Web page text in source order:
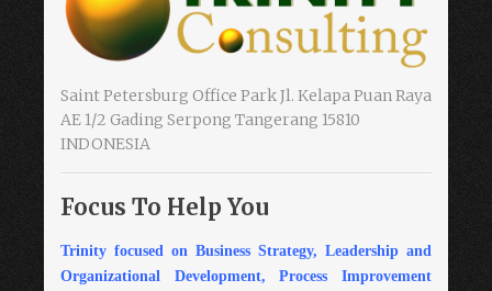
Saint Petersburg Office Park Jl. Kelapa Puan Raya
AE 1/2 Gading Serpong Tangerang 15810
INDONESIA
Focus To Help You
Trinity focused on Business Strategy, Leadership and
Organizational Development, Process Improvement